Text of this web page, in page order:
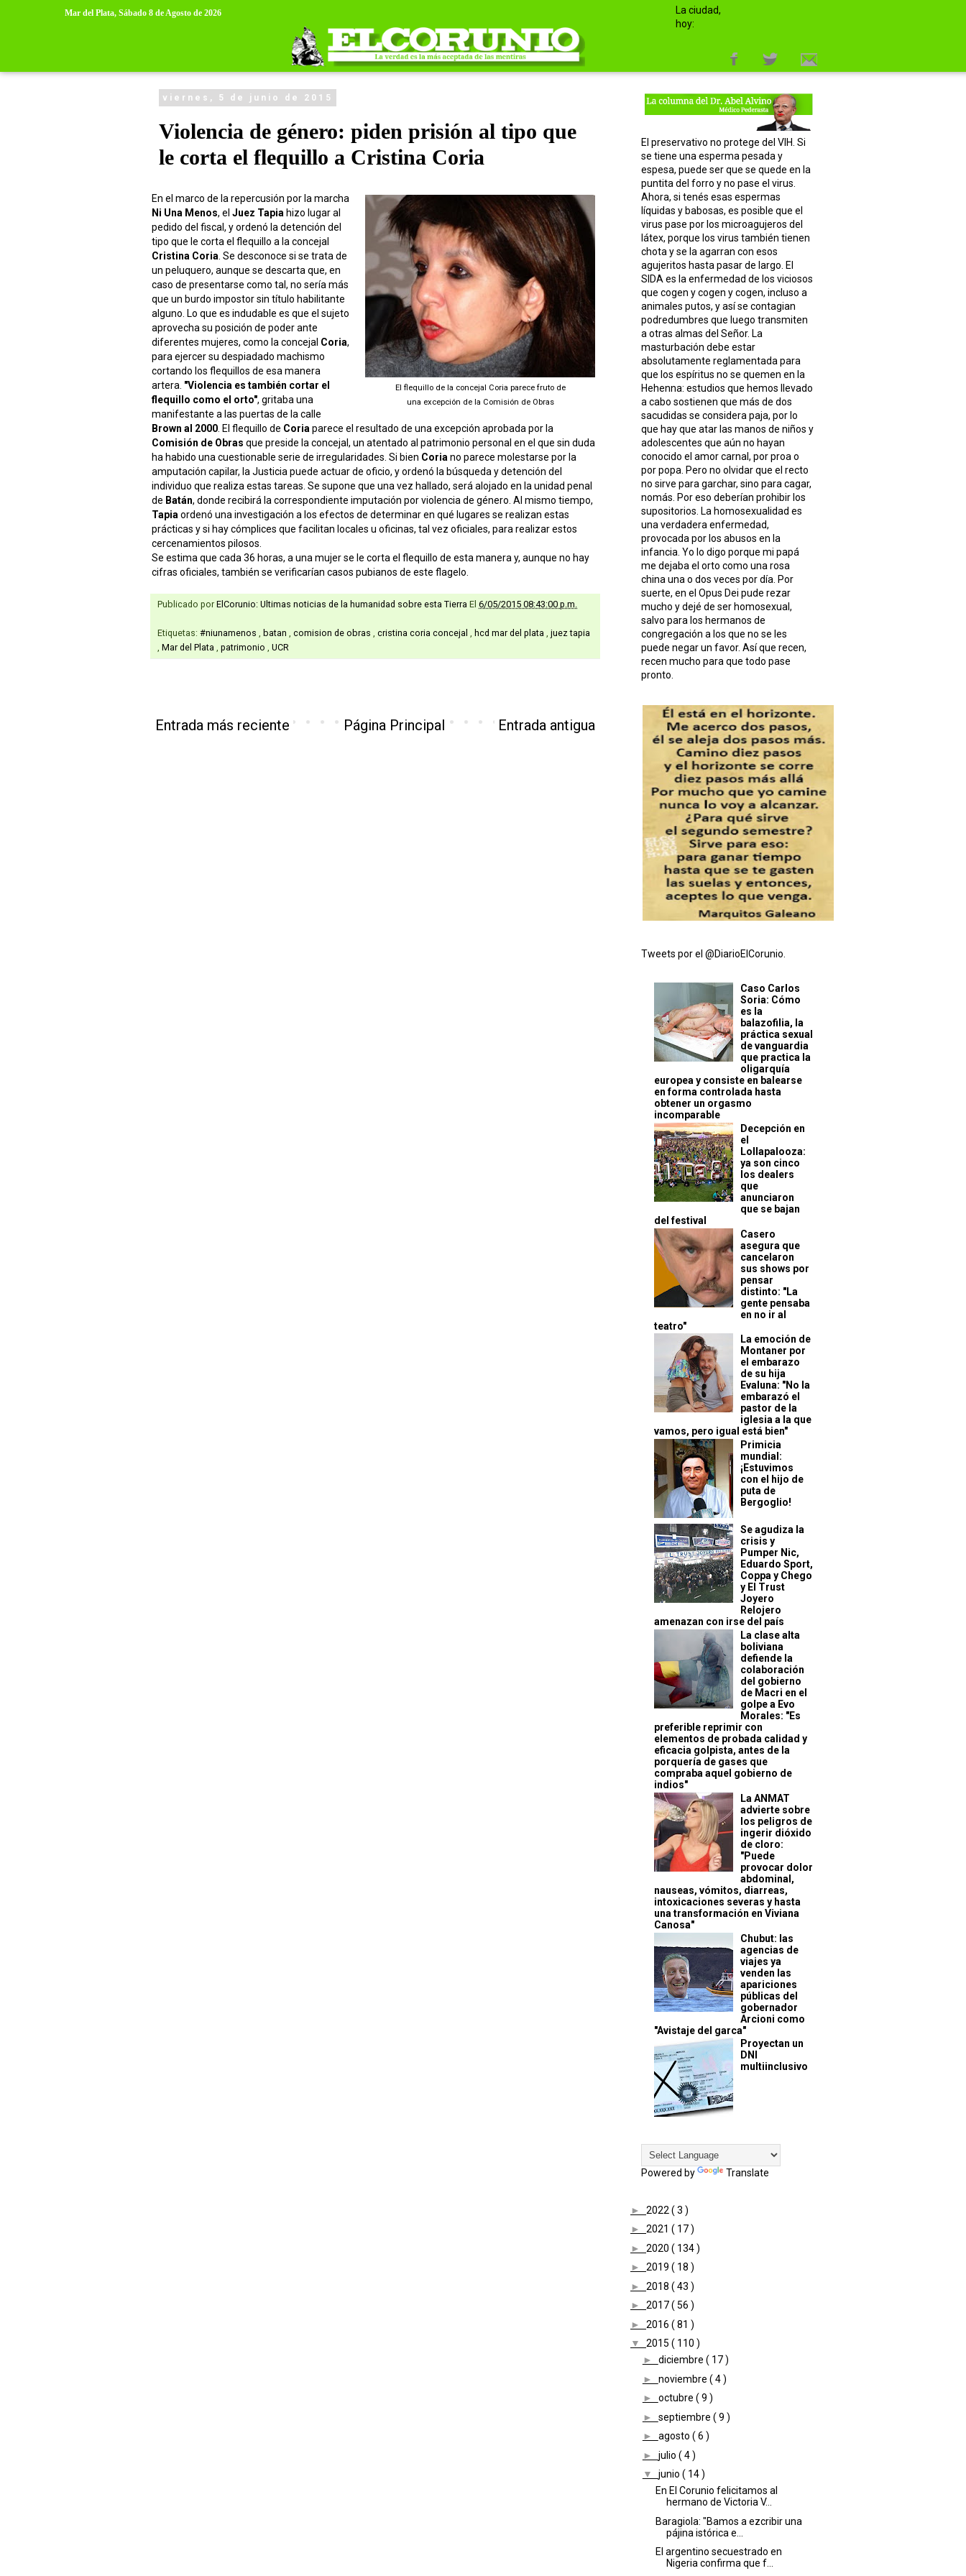
Mar del Plata, Sábado 8 de Agosto de 2026
La ciudad,
hoy:
viernes, 5 de junio de 2015
Violencia de género: piden prisión al tipo que
le corta el flequillo a Cristina Coria
El flequillo de la concejal Coria parece fruto de
una excepción de la Comisión de Obras
En el marco de la repercusión por la marcha
Ni Una Menos, el Juez Tapia hizo lugar al
pedido del fiscal, y ordenó la detención del
tipo que le corta el flequillo a la concejal
Cristina Coria . Se desconoce si se trata de
un peluquero, aunque se descarta que, en
caso de presentarse como tal, no sería más
que un burdo impostor sin título habilitante
alguno. Lo que es indudable es que el sujeto
aprovecha su posición de poder ante
diferentes mujeres, como la concejal Coria,
para ejercer su despiadado machismo
cortando los flequillos de esa manera
artera. "Violencia es también cortar el
flequillo como el orto", gritaba una
manifestante a las puertas de la calle
Brown al 2000 . El flequillo de Coria parece el resultado de una excepción aprobada por la
Comisión de Obras que preside la concejal, un atentado al patrimonio personal en el que sin duda
ha habido una cuestionable serie de irregularidades. Si bien Coria no parece molestarse por la
amputación capilar, la Justicia puede actuar de oficio, y ordenó la búsqueda y detención del
individuo que realiza estas tareas. Se supone que una vez hallado, será alojado en la unidad penal
de Batán, donde recibirá la correspondiente imputación por violencia de género. Al mismo tiempo,
Tapia ordenó una investigación a los efectos de determinar en qué lugares se realizan estas
prácticas y si hay cómplices que facilitan locales u oficinas, tal vez oficiales, para realizar estos
cercenamientos pilosos.
Se estima que cada 36 horas, a una mujer se le corta el flequillo de esta manera y, aunque no hay
cifras oficiales, también se verificarían casos pubianos de este flagelo.
Publicado por ElCorunio: Ultimas noticias de la humanidad sobre esta Tierra El 6/05/2015 08:43:00 p.m.
Etiquetas: #niunamenos batan comision de obras cristina coria concejal hcd mar del plata
juez tapia
Mar del Plata patrimonio UCR
Entrada más reciente Entrada antigua
Página Principal
El preservativo no protege del VIH. Si
se tiene una esperma pesada y
espesa, puede ser que se quede en la
puntita del forro y no pase el virus.
Ahora, si tenés esas espermas
líquidas y babosas, es posible que el
virus pase por los microagujeros del
látex, porque los virus también tienen
chota y se la agarran con esos
agujeritos hasta pasar de largo. El
SIDA es la enfermedad de los viciosos
que cogen y cogen y cogen, incluso a
animales putos, y así se contagian
podredumbres que luego transmiten
a otras almas del Señor. La
masturbación debe estar
absolutamente reglamentada para
que los espíritus no se quemen en la
Hehenna: estudios que hemos llevado
a cabo sostienen que más de dos
sacudidas se considera paja, por lo
que hay que atar las manos de niños y
adolescentes que aún no hayan
conocido el amor carnal, por proa o
por popa. Pero no olvidar que el recto
no sirve para garchar, sino para cagar,
nomás. Por eso deberían prohibir los
supositorios. La homosexualidad es
una verdadera enfermedad,
provocada por los abusos en la
infancia. Yo lo digo porque mi papá
me dejaba el orto como una rosa
china una o dos veces por día. Por
suerte, en el Opus Dei pude rezar
mucho y dejé de ser homosexual,
salvo para los hermanos de
congregación a los que no se les
puede negar un favor. Así que recen,
recen mucho para que todo pase
pronto.
Tweets por el @DiarioElCorunio.
Caso Carlos
Soria: Cómo
es la
balazofilia, la
práctica sexual
de vanguardia
que practica la
oligarquía
europea y consiste en balearse
en forma controlada hasta
obtener un orgasmo
incomparable
Decepción en
el
Lollapalooza:
ya son cinco
los dealers
que
anunciaron
que se bajan
del festival
Casero
asegura que
cancelaron
sus shows por
pensar
distinto: "La
gente pensaba
en no ir al
teatro"
La emoción de
Montaner por
el embarazo
de su hija
Evaluna: "No la
embarazó el
pastor de la
iglesia a la que
vamos, pero igual está bien"
Primicia
mundial:
¡Estuvimos
con el hijo de
puta de
Bergoglio!
Se agudiza la
crisis y
Pumper Nic,
Eduardo Sport,
Coppa y Chego
y El Trust
Joyero
Relojero
amenazan con irse del país
La clase alta
boliviana
defiende la
colaboración
del gobierno
de Macri en el
golpe a Evo
Morales: "Es
preferible reprimir con
elementos de probada calidad y
eficacia golpista, antes de la
porquería de gases que
compraba aquel gobierno de
indios"
La ANMAT
advierte sobre
los peligros de
ingerir dióxido
de cloro:
"Puede
provocar dolor
abdominal,
nauseas, vómitos, diarreas,
intoxicaciones severas y hasta
una transformación en Viviana
Canosa"
Chubut: las
agencias de
viajes ya
venden las
apariciones
públicas del
gobernador
Arcioni como
"Avistaje del garca"
Proyectan un
DNI
multiinclusivo
Powered by Translate
► 2022 ( 3 )
► 2021 ( 17 )
► 2020 ( 134 )
► 2019 ( 18 )
► 2018 ( 43 )
► 2017( 56 )
► 2016 ( 81 )
▼ 2015 ( 110 )
► diciembre ( 17 )
► noviembre ( 4 )
► octubre ( 9 )
► septiembre ( 9 )
► agosto ( 6 )
► julio ( 4 )
▼ junio ( 14 )
En El Corunio felicitamos al
hermano de Victoria V...
Baragiola: "Bamos a ezcribir una
pájina istórica e...
El argentino secuestrado en
Nigeria confirma que f...